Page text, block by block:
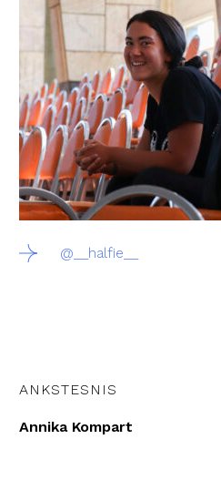
@__halfie__
ANKSTESNIS
Annika Kompart